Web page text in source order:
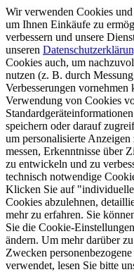
Wir verwenden Cookies
um Ihnen Einkäufe zu
verbessern und unsere
unseren
Cookies auch, um
nutzen (z. B. durch
Verbesserungen
Verwendung von Cookies
speichern oder darauf
um personalisierte
messen, Erkenntnisse über
zu entwickeln und zu
technisch notwendige
Klicken Sie auf
Cookies abzulehnen,
mehr zu erfahren. Sie
Sie die Cookie-
ändern. Um mehr darüber
Zwecken
verwendet, lesen Sie bitte